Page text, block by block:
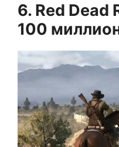
6. Red Dead
100